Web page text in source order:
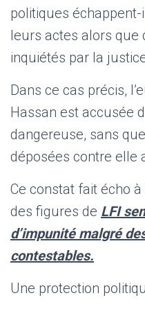
politiques
leurs actes alors que
inquiétés par la
Dans ce cas précis,
Hassan est accusée
dangereuse, sans
déposées contre
Ce constat fait écho
des figures de LFI
d’impunité malgré
contestables.
Une protection